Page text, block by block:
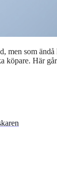
som
köpare. Här